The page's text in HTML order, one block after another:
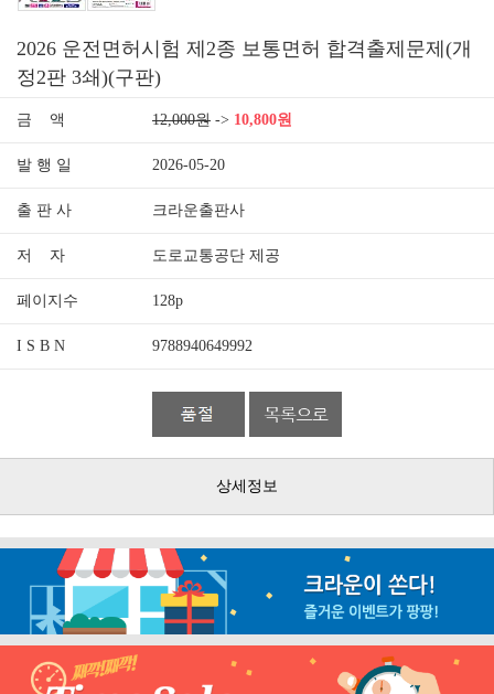
2026 운전면허시험 제2종 보통면허 합격출제문제(개
정2판 3쇄)(구판)
금 액 12,000원 -> 10,800원
발 행 일 2026-05-20
출 판 사 크라운출판사
저 자 도로교통공단 제공
페이지수 128p
I S B N 9788940649992
상세정보